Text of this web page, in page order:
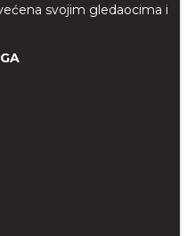
svojim gledaocima i